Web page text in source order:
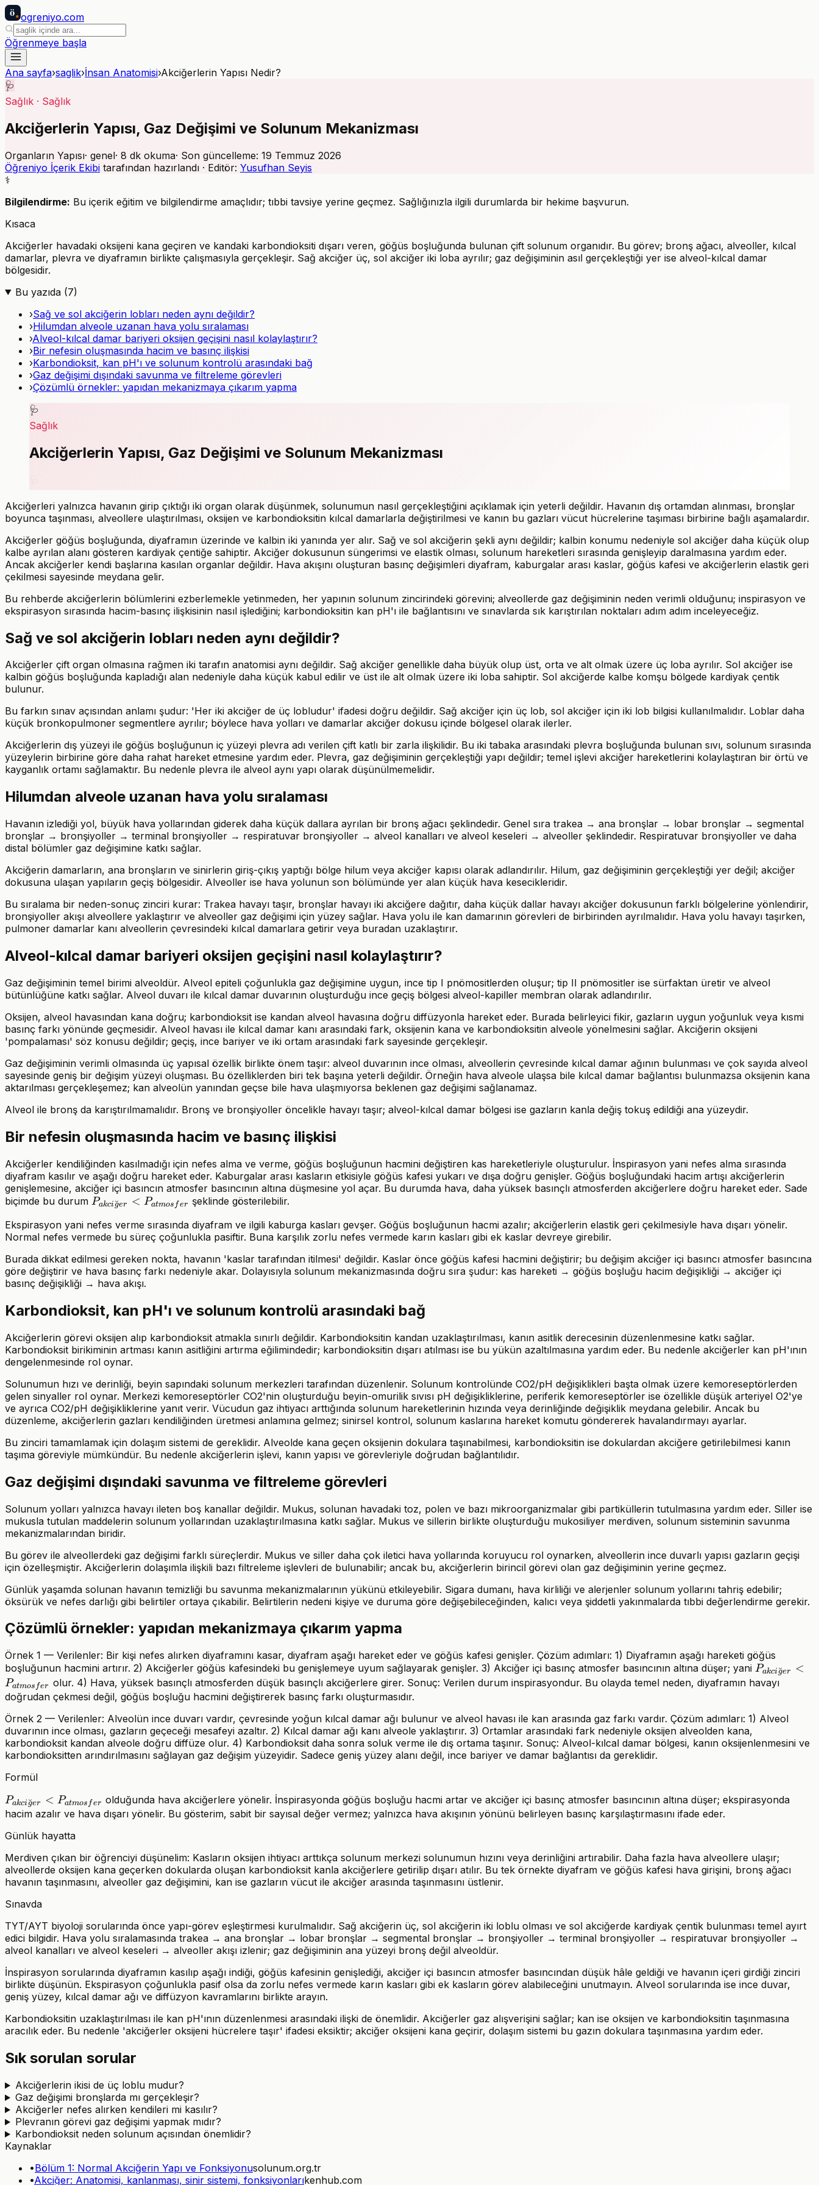
ö ogreniyo.com
Öğrenmeye başla
Ana sayfa›saglik›İnsan Anatomisi›Akciğerlerin Yapısı Nedir?
🩺
Sağlık · Sağlık
Akciğerlerin Yapısı, Gaz Değişimi ve Solunum Mekanizması
Organların Yapısı· genel· 8 dk okuma· Son güncelleme: 19 Temmuz 2026
Öğreniyo İçerik Ekibi tarafından hazırlandı · Editör: Yusufhan Seyis
⚕️
Bilgilendirme: Bu içerik eğitim ve bilgilendirme amaçlıdır; tıbbi tavsiye yerine geçmez. Sağlığınızla ilgili durumlarda bir hekime başvurun.
Kısaca
Akciğerler havadaki oksijeni kana geçiren ve kandaki karbondioksiti dışarı veren, göğüs boşluğunda bulunan çift solunum organıdır. Bu görev; bronş ağacı, alveoller, kılcal
damarlar, plevra ve diyaframın birlikte çalışmasıyla gerçekleşir. Sağ akciğer üç, sol akciğer iki loba ayrılır; gaz değişiminin asıl gerçekleştiği yer ise alveol-kılcal damar
bölgesidir.
Bu yazıda (7)
›Sağ ve sol akciğerin lobları neden aynı değildir?
›Hilumdan alveole uzanan hava yolu sıralaması
›Alveol-kılcal damar bariyeri oksijen geçişini nasıl kolaylaştırır?
›Bir nefesin oluşmasında hacim ve basınç ilişkisi
›Karbondioksit, kan pH'ı ve solunum kontrolü arasındaki bağ
›Gaz değişimi dışındaki savunma ve filtreleme görevleri
›Çözümlü örnekler: yapıdan mekanizmaya çıkarım yapma
🩺
Sağlık
Akciğerlerin Yapısı, Gaz Değişimi ve Solunum Mekanizması
Akciğerleri yalnızca havanın girip çıktığı iki organ olarak düşünmek, solunumun nasıl gerçekleştiğini açıklamak için yeterli değildir. Havanın dış ortamdan alınması, bronşlar
boyunca taşınması, alveollere ulaştırılması, oksijen ve karbondioksitin kılcal damarlarla değiştirilmesi ve kanın bu gazları vücut hücrelerine taşıması birbirine bağlı aşamalardır.
Akciğerler göğüs boşluğunda, diyaframın üzerinde ve kalbin iki yanında yer alır. Sağ ve sol akciğerin şekli aynı değildir; kalbin konumu nedeniyle sol akciğer daha küçük olup
kalbe ayrılan alanı gösteren kardiyak çentiğe sahiptir. Akciğer dokusunun süngerimsi ve elastik olması, solunum hareketleri sırasında genişleyip daralmasına yardım eder.
Ancak akciğerler kendi başlarına kasılan organlar değildir. Hava akışını oluşturan basınç değişimleri diyafram, kaburgalar arası kaslar, göğüs kafesi ve akciğerlerin elastik geri
çekilmesi sayesinde meydana gelir.
Bu rehberde akciğerlerin bölümlerini ezberlemekle yetinmeden, her yapının solunum zincirindeki görevini; alveollerde gaz değişiminin neden verimli olduğunu; inspirasyon ve
ekspirasyon sırasında hacim-basınç ilişkisinin nasıl işlediğini; karbondioksitin kan pH'ı ile bağlantısını ve sınavlarda sık karıştırılan noktaları adım adım inceleyeceğiz.
Sağ ve sol akciğerin lobları neden aynı değildir?
Akciğerler çift organ olmasına rağmen iki tarafın anatomisi aynı değildir. Sağ akciğer genellikle daha büyük olup üst, orta ve alt olmak üzere üç loba ayrılır. Sol akciğer ise
kalbin göğüs boşluğunda kapladığı alan nedeniyle daha küçük kabul edilir ve üst ile alt olmak üzere iki loba sahiptir. Sol akciğerde kalbe komşu bölgede kardiyak çentik
bulunur.
Bu farkın sınav açısından anlamı şudur: 'Her iki akciğer de üç lobludur' ifadesi doğru değildir. Sağ akciğer için üç lob, sol akciğer için iki lob bilgisi kullanılmalıdır. Loblar daha
küçük bronkopulmoner segmentlere ayrılır; böylece hava yolları ve damarlar akciğer dokusu içinde bölgesel olarak ilerler.
Akciğerlerin dış yüzeyi ile göğüs boşluğunun iç yüzeyi plevra adı verilen çift katlı bir zarla ilişkilidir. Bu iki tabaka arasındaki plevra boşluğunda bulunan sıvı, solunum sırasında
yüzeylerin birbirine göre daha rahat hareket etmesine yardım eder. Plevra, gaz değişiminin gerçekleştiği yapı değildir; temel işlevi akciğer hareketlerini kolaylaştıran bir örtü ve
kayganlık ortamı sağlamaktır. Bu nedenle plevra ile alveol aynı yapı olarak düşünülmemelidir.
Hilumdan alveole uzanan hava yolu sıralaması
Havanın izlediği yol, büyük hava yollarından giderek daha küçük dallara ayrılan bir bronş ağacı şeklindedir. Genel sıra trakea → ana bronşlar → lobar bronşlar → segmental
bronşlar → bronşiyoller → terminal bronşiyoller → respiratuvar bronşiyoller → alveol kanalları ve alveol keseleri → alveoller şeklindedir. Respiratuvar bronşiyoller ve daha
distal bölümler gaz değişimine katkı sağlar.
Akciğerin damarların, ana bronşların ve sinirlerin giriş-çıkış yaptığı bölge hilum veya akciğer kapısı olarak adlandırılır. Hilum, gaz değişiminin gerçekleştiği yer değil; akciğer
dokusuna ulaşan yapıların geçiş bölgesidir. Alveoller ise hava yolunun son bölümünde yer alan küçük hava kesecikleridir.
Bu sıralama bir neden-sonuç zinciri kurar: Trakea havayı taşır, bronşlar havayı iki akciğere dağıtır, daha küçük dallar havayı akciğer dokusunun farklı bölgelerine yönlendirir,
bronşiyoller akışı alveollere yaklaştırır ve alveoller gaz değişimi için yüzey sağlar. Hava yolu ile kan damarının görevleri de birbirinden ayrılmalıdır. Hava yolu havayı taşırken,
pulmoner damarlar kanı alveollerin çevresindeki kılcal damarlara getirir veya buradan uzaklaştırır.
Alveol-kılcal damar bariyeri oksijen geçişini nasıl kolaylaştırır?
Gaz değişiminin temel birimi alveoldür. Alveol epiteli çoğunlukla gaz değişimine uygun, ince tip I pnömositlerden oluşur; tip II pnömositler ise sürfaktan üretir ve alveol
bütünlüğüne katkı sağlar. Alveol duvarı ile kılcal damar duvarının oluşturduğu ince geçiş bölgesi alveol-kapiller membran olarak adlandırılır.
Oksijen, alveol havasından kana doğru; karbondioksit ise kandan alveol havasına doğru diffüzyonla hareket eder. Burada belirleyici fikir, gazların uygun yoğunluk veya kısmi
basınç farkı yönünde geçmesidir. Alveol havası ile kılcal damar kanı arasındaki fark, oksijenin kana ve karbondioksitin alveole yönelmesini sağlar. Akciğerin oksijeni
'pompalaması' söz konusu değildir; geçiş, ince bariyer ve iki ortam arasındaki fark sayesinde gerçekleşir.
Gaz değişiminin verimli olmasında üç yapısal özellik birlikte önem taşır: alveol duvarının ince olması, alveollerin çevresinde kılcal damar ağının bulunması ve çok sayıda alveol
sayesinde geniş bir değişim yüzeyi oluşması. Bu özelliklerden biri tek başına yeterli değildir. Örneğin hava alveole ulaşsa bile kılcal damar bağlantısı bulunmazsa oksijenin kana
aktarılması gerçekleşemez; kan alveolün yanından geçse bile hava ulaşmıyorsa beklenen gaz değişimi sağlanamaz.
Alveol ile bronş da karıştırılmamalıdır. Bronş ve bronşiyoller öncelikle havayı taşır; alveol-kılcal damar bölgesi ise gazların kanla değiş tokuş edildiği ana yüzeydir.
Bir nefesin oluşmasında hacim ve basınç ilişkisi
Akciğerler kendiliğinden kasılmadığı için nefes alma ve verme, göğüs boşluğunun hacmini değiştiren kas hareketleriyle oluşturulur. İnspirasyon yani nefes alma sırasında
diyafram kasılır ve aşağı doğru hareket eder. Kaburgalar arası kasların etkisiyle göğüs kafesi yukarı ve dışa doğru genişler. Göğüs boşluğundaki hacim artışı akciğerlerin
genişlemesine, akciğer içi basıncın atmosfer basıncının altına düşmesine yol açar. Bu durumda hava, daha yüksek basınçlı atmosferden akciğerlere doğru hareket eder. Sade
biçimde bu durum P_{akciğer}
Pakci g
˘er < Patmos fer
şeklinde gösterilebilir.
Ekspirasyon yani nefes verme sırasında diyafram ve ilgili kaburga kasları gevşer. Göğüs boşluğunun hacmi azalır; akciğerlerin elastik geri çekilmesiyle hava dışarı yönelir.
Normal nefes vermede bu süreç çoğunlukla pasiftir. Buna karşılık zorlu nefes vermede karın kasları gibi ek kaslar devreye girebilir.
Burada dikkat edilmesi gereken nokta, havanın 'kaslar tarafından itilmesi' değildir. Kaslar önce göğüs kafesi hacmini değiştirir; bu değişim akciğer içi basıncı atmosfer basıncına
göre değiştirir ve hava basınç farkı nedeniyle akar. Dolayısıyla solunum mekanizmasında doğru sıra şudur: kas hareketi → göğüs boşluğu hacim değişikliği → akciğer içi
basınç değişikliği → hava akışı.
Karbondioksit, kan pH'ı ve solunum kontrolü arasındaki bağ
Akciğerlerin görevi oksijen alıp karbondioksit atmakla sınırlı değildir. Karbondioksitin kandan uzaklaştırılması, kanın asitlik derecesinin düzenlenmesine katkı sağlar.
Karbondioksit birikiminin artması kanın asitliğini artırma eğilimindedir; karbondioksitin dışarı atılması ise bu yükün azaltılmasına yardım eder. Bu nedenle akciğerler kan pH'ının
dengelenmesinde rol oynar.
Solunumun hızı ve derinliği, beyin sapındaki solunum merkezleri tarafından düzenlenir. Solunum kontrolünde CO2/pH değişiklikleri başta olmak üzere kemoreseptörlerden
gelen sinyaller rol oynar. Merkezi kemoreseptörler CO2'nin oluşturduğu beyin-omurilik sıvısı pH değişikliklerine, periferik kemoreseptörler ise özellikle düşük arteriyel O2'ye
ve ayrıca CO2/pH değişikliklerine yanıt verir. Vücudun gaz ihtiyacı arttığında solunum hareketlerinin hızında veya derinliğinde değişiklik meydana gelebilir. Ancak bu
düzenleme, akciğerlerin gazları kendiliğinden üretmesi anlamına gelmez; sinirsel kontrol, solunum kaslarına hareket komutu göndererek havalandırmayı ayarlar.
Bu zinciri tamamlamak için dolaşım sistemi de gereklidir. Alveolde kana geçen oksijenin dokulara taşınabilmesi, karbondioksitin ise dokulardan akciğere getirilebilmesi kanın
taşıma göreviyle mümkündür. Bu nedenle akciğerlerin işlevi, kanın yapısı ve görevleriyle doğrudan bağlantılıdır.
Gaz değişimi dışındaki savunma ve filtreleme görevleri
Solunum yolları yalnızca havayı ileten boş kanallar değildir. Mukus, solunan havadaki toz, polen ve bazı mikroorganizmalar gibi partiküllerin tutulmasına yardım eder. Siller ise
mukusla tutulan maddelerin solunum yollarından uzaklaştırılmasına katkı sağlar. Mukus ve sillerin birlikte oluşturduğu mukosiliyer merdiven, solunum sisteminin savunma
mekanizmalarından biridir.
Bu görev ile alveollerdeki gaz değişimi farklı süreçlerdir. Mukus ve siller daha çok iletici hava yollarında koruyucu rol oynarken, alveollerin ince duvarlı yapısı gazların geçişi
için özelleşmiştir. Akciğerlerin dolaşımla ilişkili bazı filtreleme işlevleri de bulunabilir; ancak bu, akciğerlerin birincil görevi olan gaz değişiminin yerine geçmez.
Günlük yaşamda solunan havanın temizliği bu savunma mekanizmalarının yükünü etkileyebilir. Sigara dumanı, hava kirliliği ve alerjenler solunum yollarını tahriş edebilir;
öksürük ve nefes darlığı gibi belirtiler ortaya çıkabilir. Belirtilerin nedeni kişiye ve duruma göre değişebileceğinden, kalıcı veya şiddetli yakınmalarda tıbbi değerlendirme gerekir.
Çözümlü örnekler: yapıdan mekanizmaya çıkarım yapma
Örnek 1 — Verilenler: Bir kişi nefes alırken diyaframını kasar, diyafram aşağı hareket eder ve göğüs kafesi genişler. Çözüm adımları: 1) Diyaframın aşağı hareketi göğüs
boşluğunun hacmini artırır. 2) Akciğerler göğüs kafesindeki bu genişlemeye uyum sağlayarak genişler. 3) Akciğer içi basınç atmosfer basıncının altına düşer; yani P_{akciğer}
Pakci g
˘er <
Patmos fer
olur. 4) Hava, yüksek basınçlı atmosferden düşük basınçlı akciğerlere girer. Sonuç: Verilen durum inspirasyondur. Bu olayda temel neden, diyaframın havayı
doğrudan çekmesi değil, göğüs boşluğu hacmini değiştirerek basınç farkı oluşturmasıdır.
Örnek 2 — Verilenler: Alveolün ince duvarı vardır, çevresinde yoğun kılcal damar ağı bulunur ve alveol havası ile kan arasında gaz farkı vardır. Çözüm adımları: 1) Alveol
duvarının ince olması, gazların geçeceği mesafeyi azaltır. 2) Kılcal damar ağı kanı alveole yaklaştırır. 3) Ortamlar arasındaki fark nedeniyle oksijen alveolden kana,
karbondioksit kandan alveole doğru diffüze olur. 4) Karbondioksit daha sonra soluk verme ile dış ortama taşınır. Sonuç: Alveol-kılcal damar bölgesi, kanın oksijenlenmesini ve
karbondioksitten arındırılmasını sağlayan gaz değişim yüzeyidir. Sadece geniş yüzey alanı değil, ince bariyer ve damar bağlantısı da gereklidir.
Formül
P_{akciğer}
<P_{atmosfer}
Pakci g
˘er < Patmos fer olduğunda hava akciğerlere yönelir. İnspirasyonda göğüs boşluğu hacmi artar ve akciğer içi basınç atmosfer basıncının altına düşer; ekspirasyonda
hacim azalır ve hava dışarı yönelir. Bu gösterim, sabit bir sayısal değer vermez; yalnızca hava akışının yönünü belirleyen basınç karşılaştırmasını ifade eder.
Günlük hayatta
Merdiven çıkan bir öğrenciyi düşünelim: Kasların oksijen ihtiyacı arttıkça solunum merkezi solunumun hızını veya derinliğini artırabilir. Daha fazla hava alveollere ulaşır;
alveollerde oksijen kana geçerken dokularda oluşan karbondioksit kanla akciğerlere getirilip dışarı atılır. Bu tek örnekte diyafram ve göğüs kafesi hava girişini, bronş ağacı
havanın taşınmasını, alveoller gaz değişimini, kan ise gazların vücut ile akciğer arasında taşınmasını üstlenir.
Sınavda
TYT/AYT biyoloji sorularında önce yapı-görev eşleştirmesi kurulmalıdır. Sağ akciğerin üç, sol akciğerin iki loblu olması ve sol akciğerde kardiyak çentik bulunması temel ayırt
edici bilgidir. Hava yolu sıralamasında trakea → ana bronşlar → lobar bronşlar → segmental bronşlar → bronşiyoller → terminal bronşiyoller → respiratuvar bronşiyoller →
alveol kanalları ve alveol keseleri → alveoller akışı izlenir; gaz değişiminin ana yüzeyi bronş değil alveoldür.
İnspirasyon sorularında diyaframın kasılıp aşağı indiği, göğüs kafesinin genişlediği, akciğer içi basıncın atmosfer basıncından düşük hâle geldiği ve havanın içeri girdiği zinciri
birlikte düşünün. Ekspirasyon çoğunlukla pasif olsa da zorlu nefes vermede karın kasları gibi ek kasların görev alabileceğini unutmayın. Alveol sorularında ise ince duvar,
geniş yüzey, kılcal damar ağı ve diffüzyon kavramlarını birlikte arayın.
Karbondioksitin uzaklaştırılması ile kan pH'ının düzenlenmesi arasındaki ilişki de önemlidir. Akciğerler gaz alışverişini sağlar; kan ise oksijen ve karbondioksitin taşınmasına
aracılık eder. Bu nedenle 'akciğerler oksijeni hücrelere taşır' ifadesi eksiktir; akciğer oksijeni kana geçirir, dolaşım sistemi bu gazın dokulara taşınmasına yardım eder.
Sık sorulan sorular
Akciğerlerin ikisi de üç loblu mudur?
Gaz değişimi bronşlarda mı gerçekleşir?
Akciğerler nefes alırken kendileri mi kasılır?
Plevranın görevi gaz değişimi yapmak mıdır?
Karbondioksit neden solunum açısından önemlidir?
Kaynaklar
•Bölüm 1: Normal Akciğerin Yapı ve Fonksiyonusolunum.org.tr
•Akciğer: Anatomisi, kanlanması, sinir sistemi, fonksiyonlarıkenhub.com